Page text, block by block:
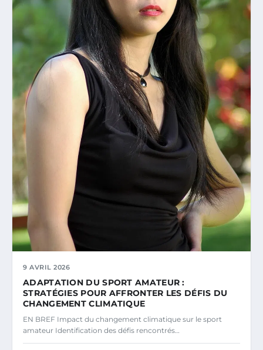
9 AVRIL 2026
ADAPTATION DU SPORT AMATEUR :
STRATÉGIES POUR AFFRONTER LES DÉFIS DU
CHANGEMENT CLIMATIQUE
EN BREF Impact du changement climatique sur le sport
amateur Identification des défis rencontrés…